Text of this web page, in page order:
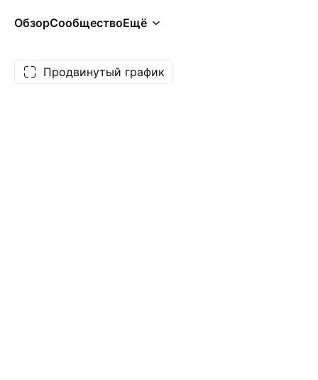
ОбзорСообществоЕщё
Продвинутый график